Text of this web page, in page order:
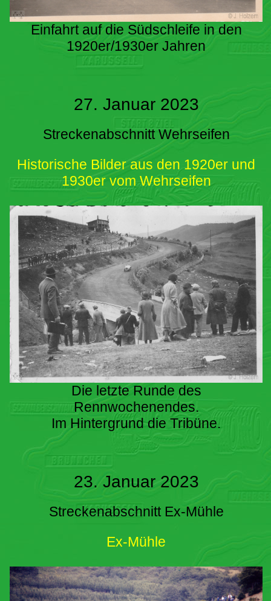
Einfahrt auf die Südschleife in den
1920er/1930er Jahren
27. Januar 2023
Streckenabschnitt Wehrseifen
Historische Bilder aus den 1920er und
1930er vom Wehrseifen
Die letzte Runde des
Rennwochenendes.
Im Hintergrund die Tribüne.
23. Januar 2023
Streckenabschnitt Ex-Mühle
Ex-Mühle